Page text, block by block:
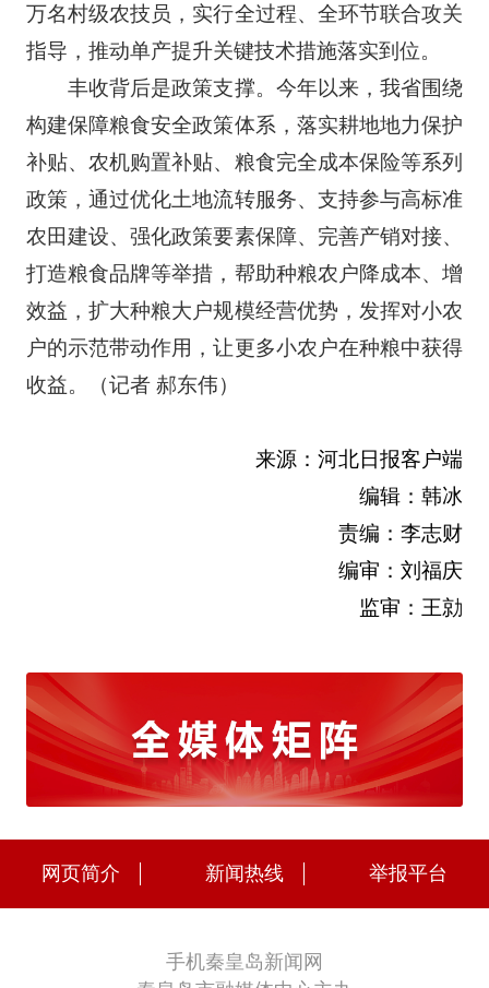
万名村级农技员，实行全过程、全环节联合攻关
指导，推动单产提升关键技术措施落实到位。
丰收背后是政策支撑。今年以来，我省围绕
构建保障粮食安全政策体系，落实耕地地力保护
补贴、农机购置补贴、粮食完全成本保险等系列
政策，通过优化土地流转服务、支持参与高标准
农田建设、强化政策要素保障、完善产销对接、
打造粮食品牌等举措，帮助种粮农户降成本、增
效益，扩大种粮大户规模经营优势，发挥对小农
户的示范带动作用，让更多小农户在种粮中获得
收益。
（记者 郝东伟）
来源：河北日报客户端
编辑：韩冰
责编：李志财
编审：刘福庆
监审：王勍
网页简介 新闻热线 举报平台
手机秦皇岛新闻网